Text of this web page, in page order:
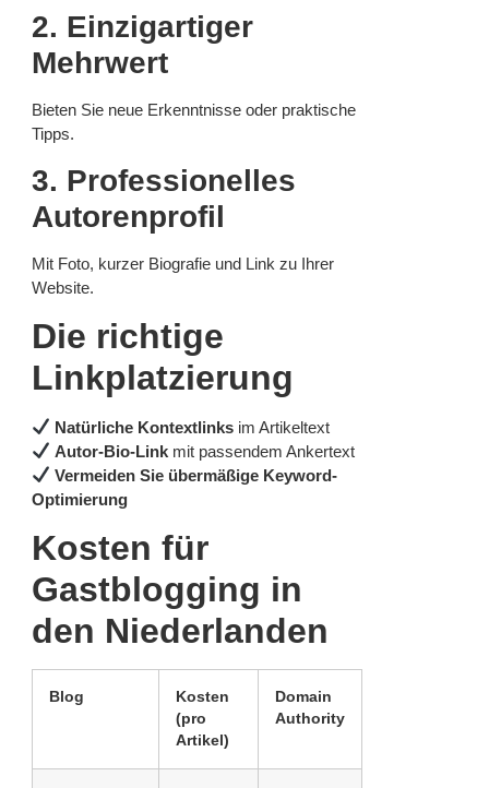
2. Einzigartiger
Mehrwert
Bieten Sie neue Erkenntnisse oder praktische
Tipps.
3. Professionelles
Autorenprofil
Mit Foto, kurzer Biografie und Link zu Ihrer
Website.
Die richtige
Linkplatzierung
Natürliche Kontextlinks im Artikeltext
Autor-Bio-Link mit passendem Ankertext
Vermeiden Sie übermäßige Keyword-
Optimierung
Kosten für
Gastblogging in
den Niederlanden
Blog
Kosten
(pro
Artikel)
Domain
Authority